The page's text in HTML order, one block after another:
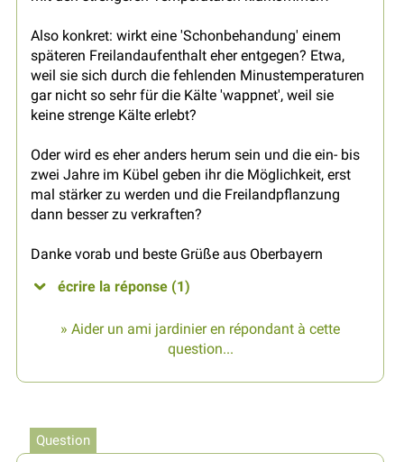
Also konkret: wirkt eine 'Schonbehandung' einem
späteren Freilandaufenthalt eher entgegen? Etwa,
weil sie sich durch die fehlenden Minustemperaturen
gar nicht so sehr für die Kälte 'wappnet', weil sie
keine strenge Kälte erlebt?
Oder wird es eher anders herum sein und die ein- bis
zwei Jahre im Kübel geben ihr die Möglichkeit, erst
mal stärker zu werden und die Freilandpflanzung
dann besser zu verkraften?
Danke vorab und beste Grüße aus Oberbayern
écrire la réponse (1)
» Aider un ami jardinier en répondant à cette
question...
Question